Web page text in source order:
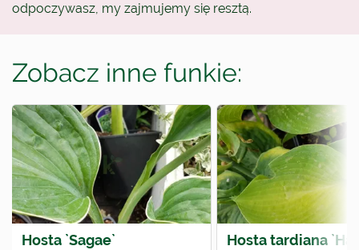
odpoczywasz, my zajmujemy się resztą.
Zobacz inne funkie:
Hosta `Sagae` Hosta tardiana